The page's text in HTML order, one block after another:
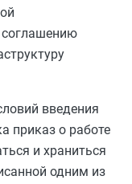
соглашению
введения
приказ о работе
и храниться
одним из